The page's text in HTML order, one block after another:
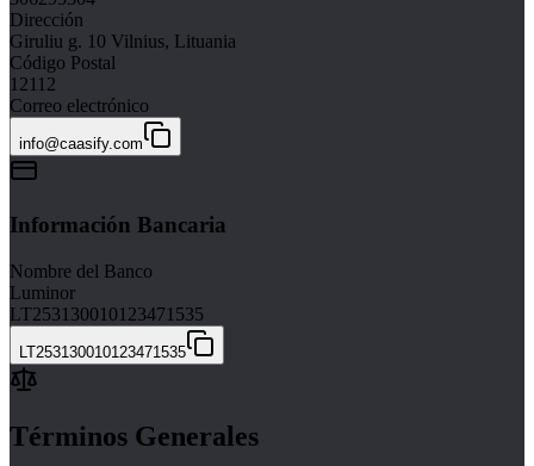
Dirección
Giruliu g. 10 Vilnius, Lituania
Código Postal
12112
Correo electrónico
info@caasify.com
Información Bancaria
Nombre del Banco
Luminor
LT253130010123471535
LT253130010123471535
Términos Generales